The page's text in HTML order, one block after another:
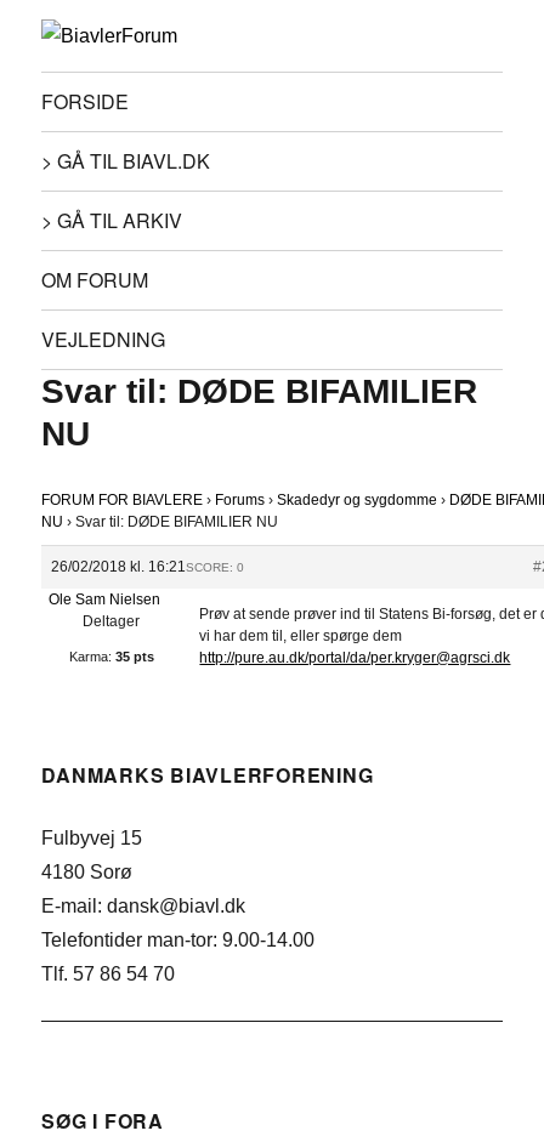
FORSIDE
> GÅ TIL BIAVL.DK
> GÅ TIL ARKIV
OM FORUM
VEJLEDNING
Svar til: DØDE BIFAMILIER
NU
FORUM FOR BIAVLERE › Forums › Skadedyr og sygdomme › DØDE
NU › Svar til: DØDE BIFAMILIER NU
26/02/2018 kl. 16:21SCORE: 0
Ole Sam Nielsen
Deltager
Karma: 35 pts
Prøv at sende prøver ind til Statens Bi-forsøg, det er
vi har dem til, eller spørge dem
http://pure.au.dk/portal/da/per.kryger@agrsci.dk
DANMARKS BIAVLERFORENING
Fulbyvej 15
4180 Sorø
E-mail: dansk@biavl.dk
Telefontider man-tor: 9.00-14.00
Tlf. 57 86 54 70
SØG I FORA